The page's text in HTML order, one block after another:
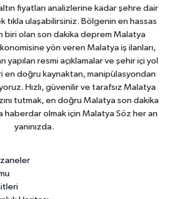
fiyatları analizlerine kadar şehre dair
tıkla ulaşabilirsiniz. Bölgenin en hassas
biri olan son dakika deprem Malatya
yön veren Malatya iş ilanları,
yapılan resmi açıklamalar ve şehir içi yol
en doğru kaynaktan, manipülasyondan
Hızlı, güvenilir ve tarafsız Malatya
tutmak, en doğru Malatya son dakika
haberdar olmak için Malatya Söz her an
yanınızda.